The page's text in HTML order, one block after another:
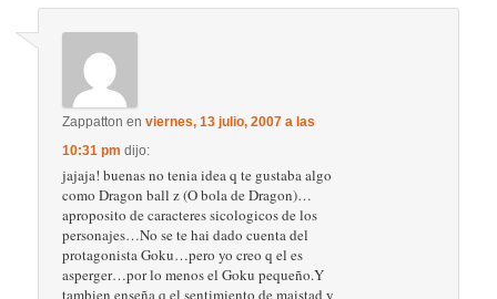
Zappatton enviernes, 13 julio, 2007 a las
10:31 pm dijo:
jajaja! buenas no tenia idea q te gustaba algo
como Dragon ball z (O bola de Dragon)…
aproposito de caracteres sicologicos de los
personajes…No se te hai dado cuenta del
protagonista Goku…pero yo creo q el es
asperger…por lo menos el Goku pequeño.Y